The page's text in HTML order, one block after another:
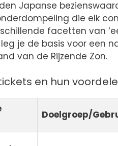
Japanse
die elk
facetten van
je de basis voor een
van de Rijzende Zon.
en hun
Doelgroep/